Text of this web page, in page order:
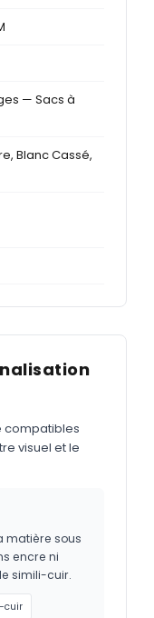
— Sacs à
Blanc Cassé,
compatibles
visuel et le
matière sous
encre ni
simili-cuir.
cuir